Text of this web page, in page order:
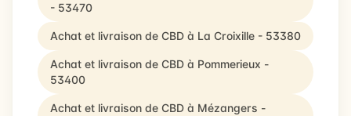
- 53470
Achat et livraison de CBD à La Croixille - 53380
Achat et livraison de CBD à Pommerieux -
53400
Achat et livraison de CBD à Mézangers -